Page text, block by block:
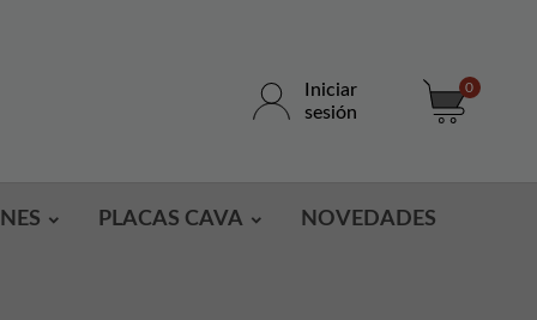
Iniciar
sesión
0
PLACAS CAVA NOVEDADES